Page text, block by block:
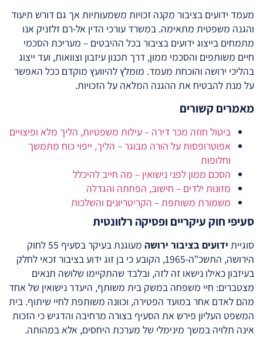
מעמד ידועים בציבור מקנה זכויות משמעותיות אך גם דורש תיעוד
והגנה משפטית מתאימה. במשרד עורכי הדין אל-רם זלזניק אנו
מתמחים בייצוג ידועים בציבור בכל ההיבטים – מעריכת הסכמי
חיים משותפים והסכמי ממון, דרך תכנון עיזבון וצוואות, ועד ייצוג
בהליכי ירושה והוכחת מעמד. מומלץ להיוועץ מוקדם ככל האפשר
על מנת להבטיח את ההגנה המלאה על הזכויות.
מאמרים קשורים
ביטול חוזה מכר דירה – עילות משפטיות, הליך מלא ופיצויים
אפוטרופסות על הורה מבוגר – הליך, ייפוי כוח מתמשך
וחלופות
הסכם ממון לפני נישואין – מה חייב להיכלל
מזונות ילדים – חישוב, הפחתה והגדלה
משמורת משותפת – הקריטריונים והשלכות
סעיפי חוק עיקריים ופסיקה רלוונטית
סוגיית ידועים בציבור ירושה
מעוגנת בעיקר בסעיף 55 לחוק
הירושה, התשכ"ה-1965, הקובע כי בן זוג ידוע בציבור זכאי לחלק
בעיזבון כאילו נישאו זה לזה, ובלבד שהתקיימו שלושה תנאים
מצטברים: חיי משפחה במשק בית משותף, היעדר נישואין של אחד
מהם לאדם אחר במועד הפטירה, וכוונה משותפת לחיי שיתוף. בית
המשפט העליון פירש את הסעיף בצורה מרחיבה והדגיש כי הזכות
אינה תלויה במשך מינימלי של מערכת היחסים, אלא במהותה.